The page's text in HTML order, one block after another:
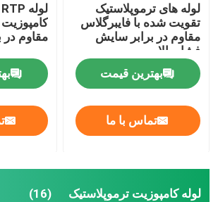
لوله های ترموپلاستیک
تقویت شده با فایبرگلاس
مقاوم در برابر سایش
فشار بالا
بهترین قیمت
تماس با ما
مقاوم در
لوله کامپوزیت ترموپلاستیک (16)